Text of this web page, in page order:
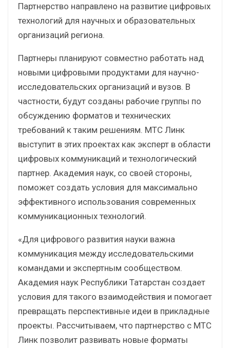
Партнерство направлено на развитие цифровых
технологий для научных и образовательных
организаций региона.
Партнеры планируют совместно работать над
новыми цифровыми продуктами для научно-
исследовательских организаций и вузов. В
частности, будут созданы рабочие группы по
обсуждению форматов и технических
требований к таким решениям. МТС Линк
выступит в этих проектах как эксперт в области
цифровых коммуникаций и технологический
партнер. Академия наук, со своей стороны,
поможет создать условия для максимально
эффективного использования современных
коммуникационных технологий.
«Для цифрового развития науки важна
коммуникация между исследовательскими
командами и экспертным сообществом.
Академия наук Республики Татарстан создает
условия для такого взаимодействия и помогает
превращать перспективные идеи в прикладные
проекты. Рассчитываем, что партнерство с МТС
Линк позволит развивать новые форматы